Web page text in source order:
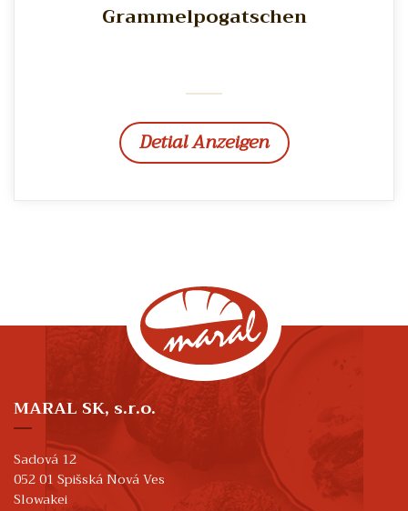
Grammelpogatschen
Detial Anzeigen
MARAL SK, s.r.o.
Sadová 12
052 01 Spišská Nová Ves
Slowakei